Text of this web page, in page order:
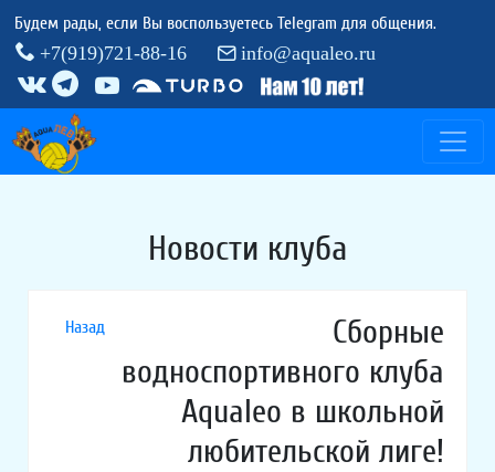
Будем рады, если Вы воспользуетесь Telegram для общения.
+7(919)721-88-16
info@aqualeo.ru
Новости клуба
Назад
Сборные
водноспортивного клуба
Aqualeo в школьной
любительской лиге!